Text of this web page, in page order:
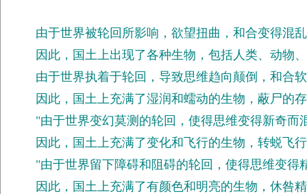
由于世界被轮回所影响，欲望扭曲，和合变得混乱
因此，国土上出现了各种生物，包括人类、动物、
由于世界执着于轮回，导致思维趋向颠倒，和合软
因此，国土上充满了湿润和蠕动的生物，蔽尸的存
"由于世界变幻莫测的轮回，使得思维变得新奇而
因此，国土上充满了变化和飞行的生物，转蜕飞
"由于世界留下障碍和阻碍的轮回，使得思维变得
因此，国土上充满了有颜色和明亮的生物，休咎